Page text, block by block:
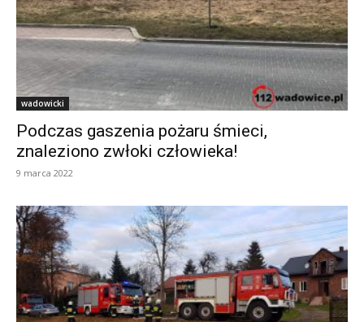
wadowicki
Podczas gaszenia pożaru śmieci,
znaleziono zwłoki człowieka!
9 marca 2022